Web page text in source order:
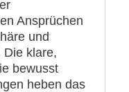
Ansprüchen
und
Die klare,
bewusst
heben das